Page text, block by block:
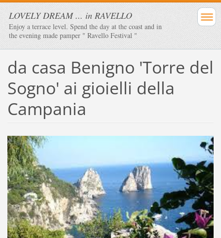
LOVELY DREAM ... in RAVELLO
Enjoy a terrace level. Spend the day at the coast and in
the evening made ​​pamper " Ravello Festival "
da casa Benigno 'Torre del
Sogno' ai gioielli della
Campania